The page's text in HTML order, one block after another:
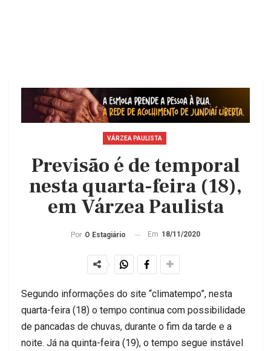
VÁRZEA PAULISTA
Previsão é de temporal
nesta quarta-feira (18),
em Várzea Paulista
Por O Estagiário Em 18/11/2020
Segundo informações do site “climatempo”, nesta
quarta-feira (18) o tempo continua com possibilidade
de pancadas de chuvas, durante o fim da tarde e a
noite. Já na quinta-feira (19), o tempo segue instável